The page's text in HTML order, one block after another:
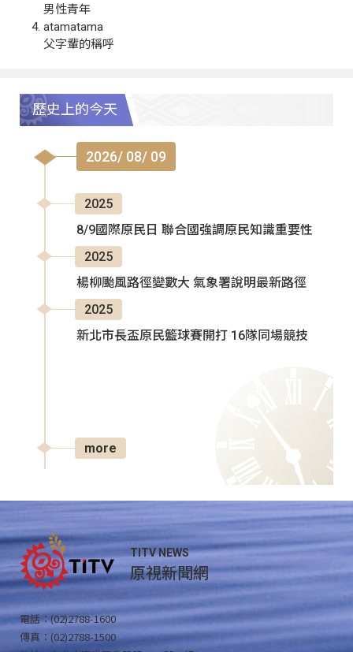
男性青年
atamatama
父字輩的稱呼
歷史上的今天
2026/ 08/ 09
2025
8/9國際原民日 聯合國強調原民知識重要性
2025
楊柳颱風路徑變數大 氣象署說明最新路徑
2025
新北市長盃原民籃球賽開打 16隊同場競技
more
TITV NEWS
原視新聞網
電話：(02)2788-1600
傳真：(02)2788-1500